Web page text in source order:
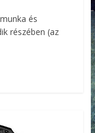
és
részében (az